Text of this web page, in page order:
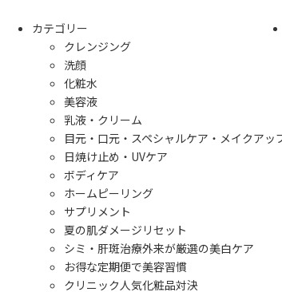
カテゴリー
クレンジング
洗顔
化粧水
美容液
乳液・クリーム
目元・口元・スペシャルケア・メイクアッ
日焼け止め・UVケア
ボディケア
ホームピーリング
サプリメント
夏の肌ダメージリセット
シミ・肝斑治療外来が厳選の美白ケア
お得な定期便で美容習慣
クリニック人気化粧品対決